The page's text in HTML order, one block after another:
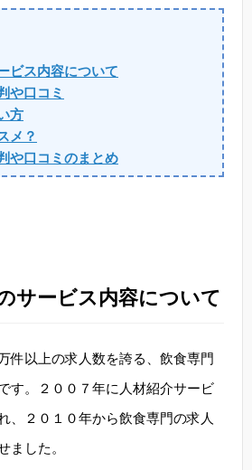
ビス内容について
や口コミ
方
メ？
や口コミのまとめ
サービス内容について
件以上の求人数を誇る、飲食専門
す。２００７年に人材紹介サービ
、２０１０年から飲食専門の求人
ました。